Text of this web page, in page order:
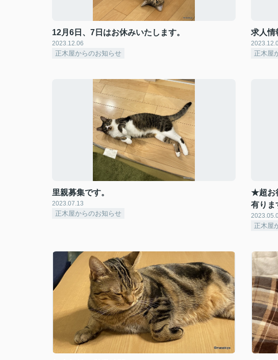
12月6日、7日はお休みいたします。
2023.12.06
正木屋からのお知らせ
求人情
正木屋
里親募集です。
2023.07.13
正木屋からのお知らせ
★超お
有り
正木屋